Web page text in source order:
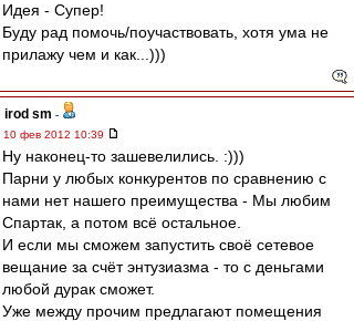
Идея - Супер!
Буду рад помочь/поучаствовать, хотя ума не
прилажу чем и как...)))
irod sm -
10 фев 2012 10:39
Ну наконец-то зашевелились. :)))
Парни у любых конкурентов по сравнению с
нами нет нашего преимущества - Мы любим
Спартак, а потом всё остальное.
И если мы сможем запустить своё сетевое
вещание за счёт энтузиазма - то с деньгами
любой дурак сможет.
Уже между прочим предлагают помещения